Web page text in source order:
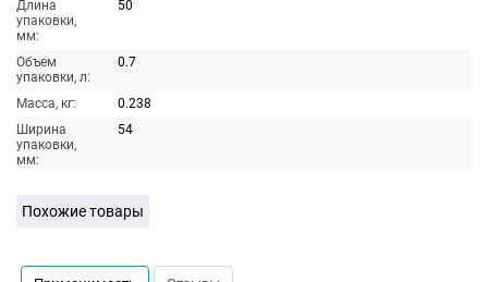
Длина
упаковки,
мм:
50
Объем
упаковки, л:
0.7
Масса, кг:
0.238
Ширина
упаковки,
мм:
54
Похожие товары